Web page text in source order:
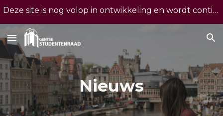
Deze site is nog volop in ontwikkeling en wordt continu geoptimaliseerd. Merk je een foutje op? Laat het ons weten via insecten@gentsestudentenraad.be
Nieuws